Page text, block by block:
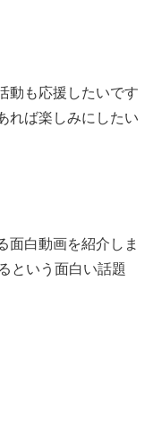
動も応援したいです
れば楽しみにしたい
面白動画を紹介しま
という面白い話題